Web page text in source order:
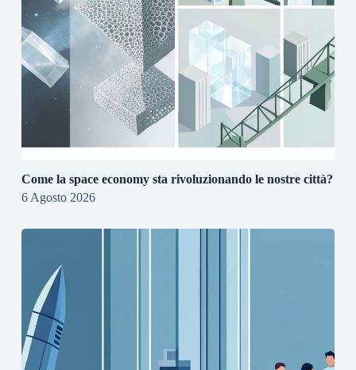
Come la space economy sta rivoluzionando le nostre città?
6 Agosto 2026